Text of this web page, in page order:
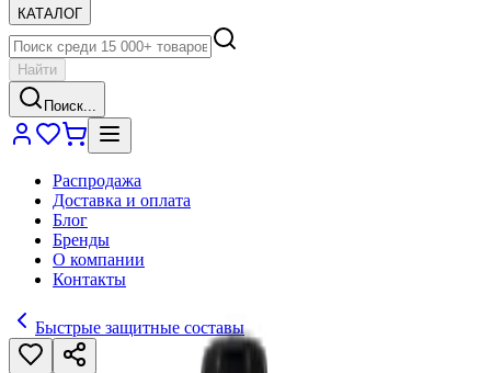
КАТАЛОГ
Найти
Поиск...
Распродажа
Доставка и оплата
Блог
Бренды
О компании
Контакты
Быстрые защитные составы